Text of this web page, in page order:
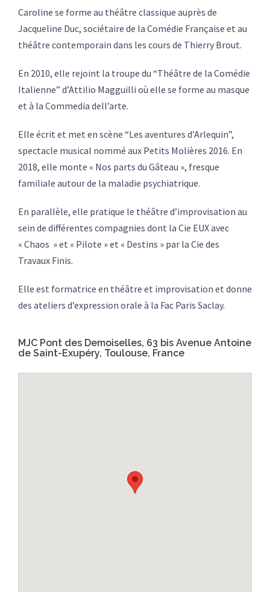
Caroline se forme au théâtre classique auprès de
Jacqueline Duc, sociétaire de la Comédie Française et au
théâtre contemporain dans les cours de Thierry Brout.
En 2010, elle rejoint la troupe du “Théâtre de la Comédie
Italienne” d’Attilio Magguilli où elle se forme au masque
et à la Commedia dell’arte.
Elle écrit et met en scène “Les aventures d’Arlequin”,
spectacle musical nommé aux Petits Molières 2016. En
2018, elle monte « Nos parts du Gâteau », fresque
familiale autour de la maladie psychiatrique.
En parallèle, elle pratique le théâtre d’improvisation au
sein de différentes compagnies dont la Cie EUX avec
« Chaos » et « Pilote » et « Destins » par la Cie des
Travaux Finis.
Elle est formatrice en théâtre et improvisation et donne
des ateliers d’expression orale à la Fac Paris Saclay.
MJC Pont des Demoiselles, 63 bis Avenue Antoine
de Saint-Exupéry, Toulouse, France